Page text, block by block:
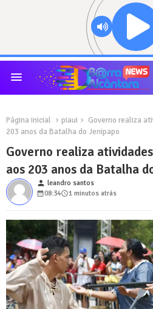
Página inicial piaui
Governo realiza
203 anos da Batalha do Jenipapo
Governo realiza
aos 203 anos da Batalha
person leandro santos
08:34
1 minutos atrás